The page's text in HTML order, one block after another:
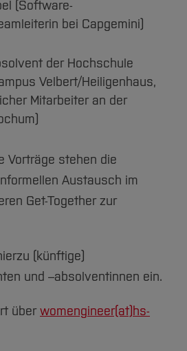
(Software-
bei Capgemini)
der Hochschule
Velbert/Heiligenhaus,
Mitarbeiter an der
Vorträge stehen die
Austausch im
Get-Together zur
(künftige)
und –absolventinnen ein.
überwomengineer(at)hs-